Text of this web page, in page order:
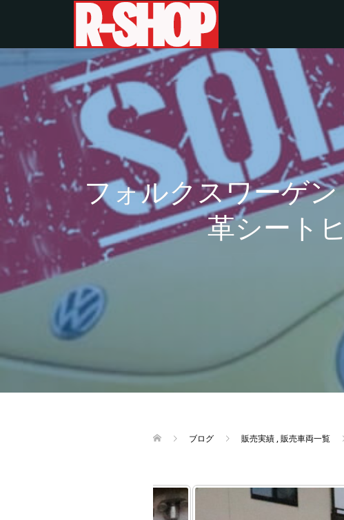
フォルクスワーゲ
革シート
ブログ 販売実績 ,販売車両一覧